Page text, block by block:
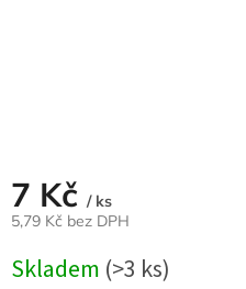
7 Kč / ks
5,79 Kč bez DPH
cena:
Skladem (>3 ks)